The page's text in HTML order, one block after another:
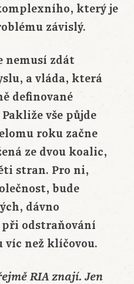
který je
závislý.
nemusí zdát
a vláda, která
definované
vše půjde
roku začne
ze dvou koalic,
stran. Pro ni,
bude
dávno
při odstraňování
víc než klíčovou.
RIA znají. Jen